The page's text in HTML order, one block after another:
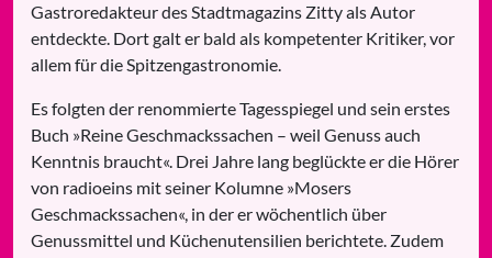
Gastroredakteur des Stadtmagazins Zitty als Autor
entdeckte. Dort galt er bald als kompetenter Kritiker, vor
allem für die Spitzengastronomie.
Es folgten der renommierte Tagesspiegel und sein erstes
Buch »Reine Geschmackssachen – weil Genuss auch
Kenntnis braucht«. Drei Jahre lang beglückte er die Hörer
von radioeins mit seiner Kolumne »Mosers
Geschmackssachen«, in der er wöchentlich über
Genussmittel und Küchenutensilien berichtete. Zudem